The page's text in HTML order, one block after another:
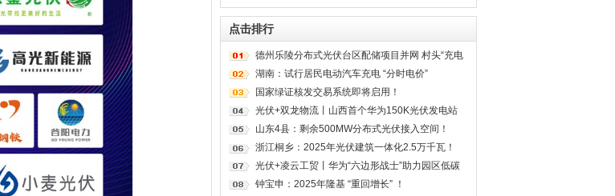
点击排行
德州乐陵分布式光伏台区配储项目并网 村头“充电
宝”破题消纳之痛
湖南：试行居民电动汽车充电 “分时电价”
国家绿证核发交易系统即将启用！
光伏+双龙物流丨山西首个华为150K光伏发电站
山东4县：剩余500MW分布式光伏接入空间！
浙江桐乡：2025年光伏建筑一体化2.5万千瓦！
光伏+凌云工贸丨华为“六边形战士”助力园区低碳
转型
钟宝申：2025年隆基 “重回增长” ！